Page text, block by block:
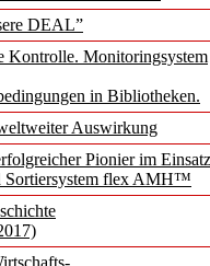
DEAL”
Kontrolle. Monitoringsystem
in Bibliotheken.
Auswirkung
Pionier im
Sortiersystem flex AMH™
von
Welt
bis